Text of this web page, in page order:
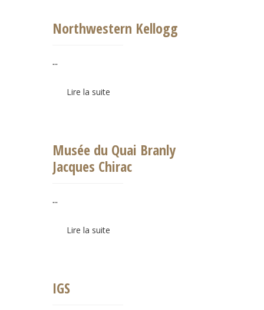
Northwestern Kellogg
...
Lire la suite
Musée du Quai Branly
Jacques Chirac
...
Lire la suite
IGS